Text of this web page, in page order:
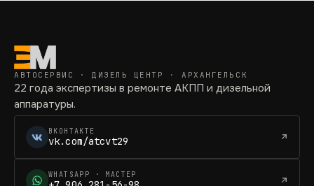
АВТОСЕРВИС · ДИЗЕЛЬ ЦЕНТР · АРХАНГЕЛЬСК
22 года экспертизы в ремонте АКПП и дизельной
аппаратуры.
ВКОНТАКТЕ
vk.com/atcvt29
WHATSAPP · МАСТЕР